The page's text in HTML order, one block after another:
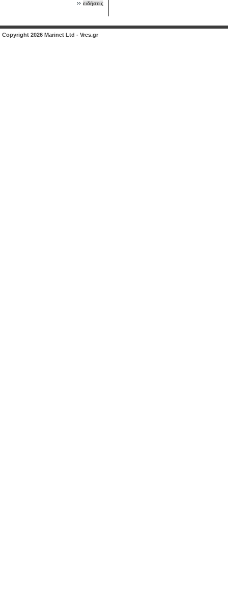
ειδήσεις
Copyright 2026 Marinet Ltd - Vres.gr